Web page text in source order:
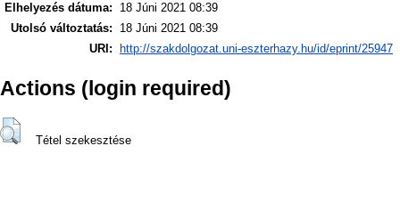
Elhelyezés dátuma:
18 Júni 2021 08:39
Utolsó változtatás:
18 Júni 2021 08:39
URI:
http://szakdolgozat.uni-eszterhazy.hu/id/eprint/25947
Actions (login required)
Tétel szekesztése